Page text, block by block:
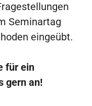
Seminartag
eingeübt.
für ein
gern an!